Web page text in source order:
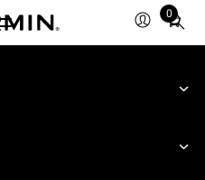
0
Total